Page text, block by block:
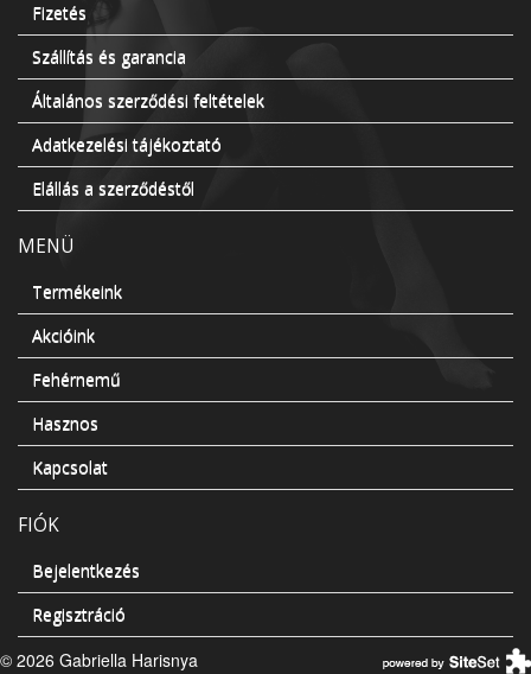
Fizetés
Szállítás és garancia
Általános szerződési feltételek
Adatkezelési tájékoztató
Elállás a szerződéstől
MENÜ
Termékeink
Akcióink
Fehérnemű
Hasznos
Kapcsolat
FIÓK
Bejelentkezés
Regisztráció
© 2026 Gabriella Harisnya